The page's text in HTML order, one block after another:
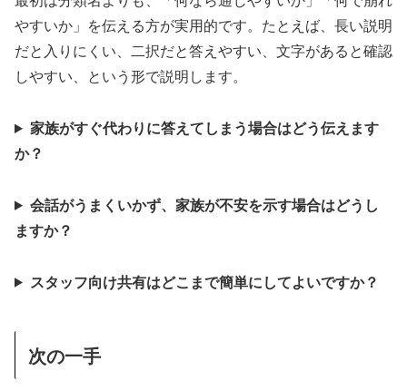
やすいか」を伝える方が実用的です。たとえば、長い説明
だと入りにくい、二択だと答えやすい、文字があると確認
しやすい、という形で説明します。
家族がすぐ代わりに答えてしまう場合はどう伝えます
か？
会話がうまくいかず、家族が不安を示す場合はどうし
ますか？
スタッフ向け共有はどこまで簡単にしてよいですか？
次の一手